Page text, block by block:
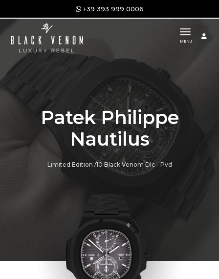
+39 393 999 0006
toggle
MENU
Patek Philippe
Nautilus
Limited Edition /10 Black Venom Dlc - Pvd